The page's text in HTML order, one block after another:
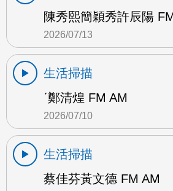
陳秀熙簡穎秀許辰陽
2026/07/13
生活掃描
ˊ鄭清煌 FM AM
2026/07/10
生活掃描
蔡佳芬黃文德 FM AM